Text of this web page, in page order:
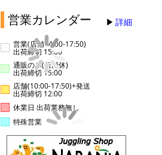
営業カレンダー 詳細
営業(店舗14:00-17:50)
出荷締切 15:00
通販のみ(店舗休)
出荷締切 15:00
店舗(10:00-17:50)+発送
出荷締切 12:00
休業日 出荷業務無し
特殊営業